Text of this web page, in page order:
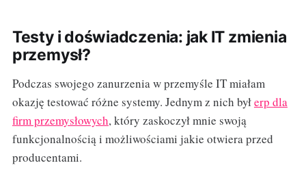
Testy i doświadczenia: jak IT zmienia
przemysł?
Podczas swojego zanurzenia w przemyśle IT miałam
okazję testować różne systemy. Jednym z nich byłerp dla
firm przemysłowych, który zaskoczył mnie swoją
funkcjonalnością i możliwościami jakie otwiera przed
producentami.